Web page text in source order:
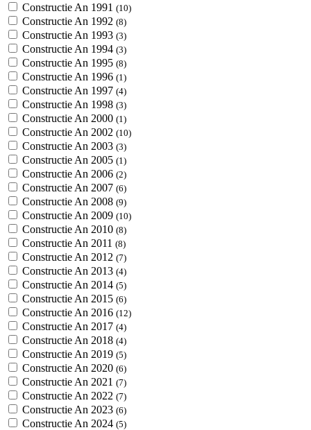
Constructie An 1991 (10)
Constructie An 1992 (8)
Constructie An 1993 (3)
Constructie An 1994 (3)
Constructie An 1995 (8)
Constructie An 1996 (1)
Constructie An 1997 (4)
Constructie An 1998 (3)
Constructie An 2000 (1)
Constructie An 2002 (10)
Constructie An 2003 (3)
Constructie An 2005 (1)
Constructie An 2006 (2)
Constructie An 2007 (6)
Constructie An 2008 (9)
Constructie An 2009 (10)
Constructie An 2010 (8)
Constructie An 2011 (8)
Constructie An 2012 (7)
Constructie An 2013 (4)
Constructie An 2014 (5)
Constructie An 2015 (6)
Constructie An 2016 (12)
Constructie An 2017 (4)
Constructie An 2018 (4)
Constructie An 2019 (5)
Constructie An 2020 (6)
Constructie An 2021 (7)
Constructie An 2022 (7)
Constructie An 2023 (6)
Constructie An 2024 (5)